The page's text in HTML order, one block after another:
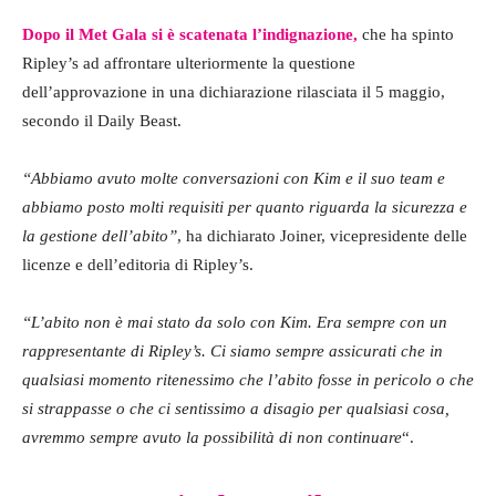
Dopo il Met Gala si è scatenata l’indignazione, che ha spinto
Ripley’s ad affrontare ulteriormente la questione
dell’approvazione in una dichiarazione rilasciata il 5 maggio,
secondo il Daily Beast.
“Abbiamo avuto molte conversazioni con Kim e il suo team e
abbiamo posto molti requisiti per quanto riguarda la sicurezza e
la gestione dell’abito”, ha dichiarato Joiner, vicepresidente delle
licenze e dell’editoria di Ripley’s.
“L’abito non è mai stato da solo con Kim. Era sempre con un
rappresentante di Ripley’s. Ci siamo sempre assicurati che in
qualsiasi momento ritenessimo che l’abito fosse in pericolo o che
si strappasse o che ci sentissimo a disagio per qualsiasi cosa,
avremmo sempre avuto la possibilità di non continuare“.